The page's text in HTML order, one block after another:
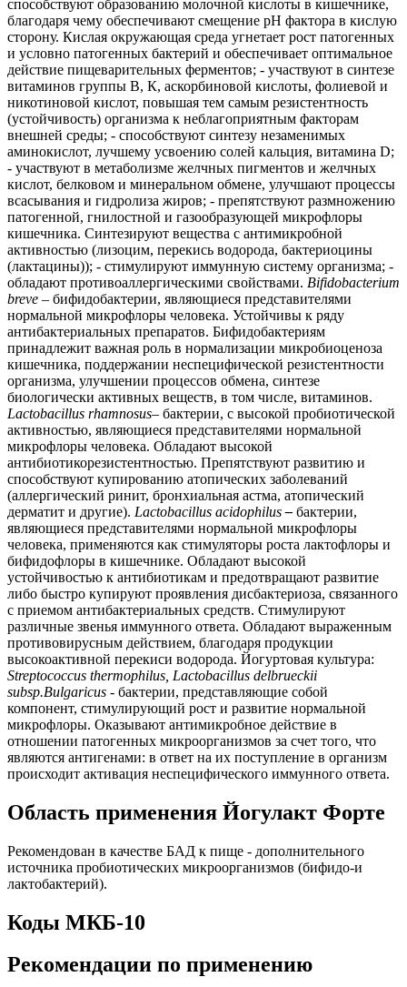
способствуют образованию молочной кислоты в кишечнике,
благодаря чему обеспечивают смещение рН фактора в кислую
сторону. Кислая окружающая среда угнетает рост патогенных
и условно патогенных бактерий и обеспечивает оптимальное
действие пищеварительных ферментов; - участвуют в синтезе
витаминов группы В, К, аскорбиновой кислоты, фолиевой и
никотиновой кислот, повышая тем самым резистентность
(устойчивость) организма к неблагоприятным факторам
внешней среды; - способствуют синтезу незаменимых
аминокислот, лучшему усвоению солей кальция, витамина D;
- участвуют в метаболизме желчных пигментов и желчных
кислот, белковом и минеральном обмене, улучшают процессы
всасывания и гидролиза жиров; - препятствуют размножению
патогенной, гнилостной и газообразующей микрофлоры
кишечника. Синтезируют вещества с антимикробной
активностью (лизоцим, перекись водорода, бактериоцины
(лактацины)); - стимулируют иммунную систему организма; -
обладают противоаллергическими свойствами. Bifidobacterium
breve – бифидобактерии, являющиеся представителями
нормальной микрофлоры человека. Устойчивы к ряду
антибактериальных препаратов. Бифидобактериям
принадлежит важная роль в нормализации микробиоценоза
кишечника, поддержании неспецифической резистентности
организма, улучшении процессов обмена, синтезе
биологически активных веществ, в том числе, витаминов.
Lactobacillus rhamnosus– бактерии, с высокой пробиотической
активностью, являющиеся представителями нормальной
микрофлоры человека. Обладают высокой
антибиотикорезистентностью. Препятствуют развитию и
способствуют купированию атопических заболеваний
(аллергический ринит, бронхиальная астма, атопический
дерматит и другие). Lactobacillus acidophilus– бактерии,
являющиеся представителями нормальной микрофлоры
человека, применяются как стимуляторы роста лактофлоры и
бифидофлоры в кишечнике. Обладают высокой
устойчивостью к антибиотикам и предотвращают развитие
либо быстро купируют проявления дисбактериоза, связанного
с приемом антибактериальных средств. Стимулируют
различные звенья иммунного ответа. Обладают выраженным
противовирусным действием, благодаря продукции
высокоактивной перекиси водорода. Йогуртовая культура:
Streptococcus thermophilus, Lactobacillus delbrueckii
subsp.Bulgaricus - бактерии, представляющие собой
компонент, стимулирующий рост и развитие нормальной
микрофлоры. Оказывают антимикробное действие в
отношении патогенных микроорганизмов за счет того, что
являются антигенами: в ответ на их поступление в организм
происходит активация неспецифического иммунного ответа.
Область применения Йогулакт Форте
Рекомендован в качестве БАД к пище - дополнительного
источника пробиотических микроорганизмов (бифидо-и
лактобактерий).
Коды МКБ-10
Рекомендации по применению